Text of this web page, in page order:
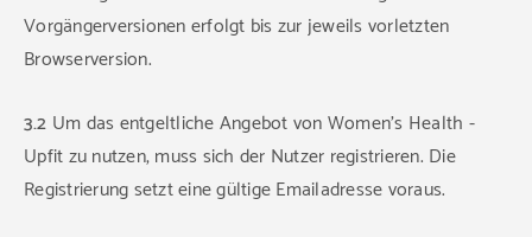
Vorgängerversionen erfolgt bis zur jeweils vorletzten
Browserversion.
3.2 Um das entgeltliche Angebot von Women's Health -
Upfit zu nutzen, muss sich der Nutzer registrieren. Die
Registrierung setzt eine gültige Emailadresse voraus.